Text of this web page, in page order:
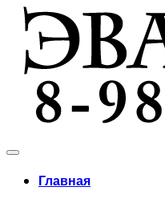
Главная